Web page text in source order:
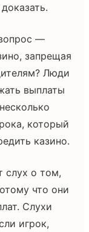
—
запрещая
Люди
выплаты
который
казино.
слух о том,
что они
Слухи
игрок,